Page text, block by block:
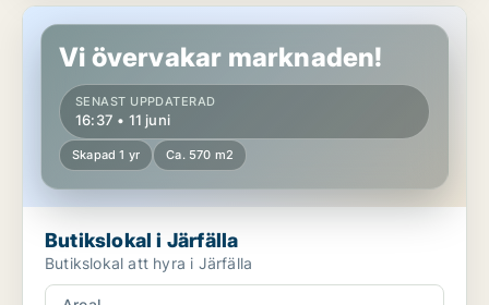
Butikslokal i Järfälla
Vi övervakar marknaden!
SENAST UPPDATERAD
16:37 • 11 juni
Skapad 1 yr Ca. 570 m2
Butikslokal i Järfälla
Butikslokal att hyra i Järfälla